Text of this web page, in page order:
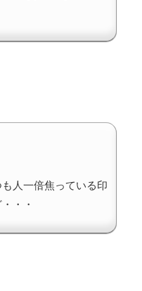
人一倍焦っている印
・・